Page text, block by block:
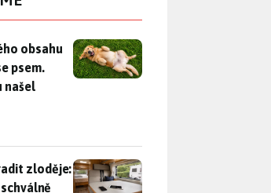
obsahu rozmazala video se psem. Apple mu
obsahu
psem.
našel
zloděje: Majitelé karavanů schválně
zloděje: